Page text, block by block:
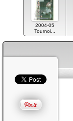
2004-05
Tournoi...